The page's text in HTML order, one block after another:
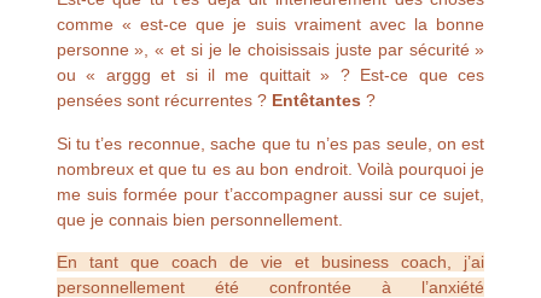
comme « est-ce que je suis vraiment avec la bonne
personne », « et si je le choisissais juste par sécurité »
ou « arggg et si il me quittait » ? Est-ce que ces
pensées sont récurrentes ? Entêtantes ?
Si tu t’es reconnue, sache que tu n’es pas seule, on est
nombreux et que tu es au bon endroit. Voilà pourquoi je
me suis formée pour t’accompagner aussi sur ce sujet,
que je connais bien personnellement.
En tant que coach de vie et business coach, j’ai
personnellement été confrontée à l’anxiété